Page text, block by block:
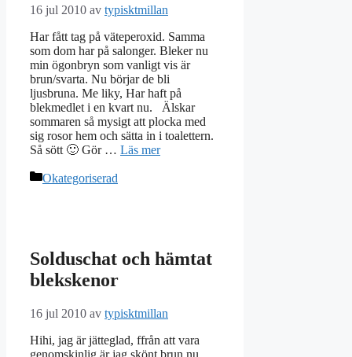
16 jul 2010 av typisktmillan
Har fått tag på väteperoxid. Samma
som dom har på salonger. Bleker nu
min ögonbryn som vanligt vis är
brun/svarta. Nu börjar de bli
ljusbruna. Me liky, Har haft på
blekmedlet i en kvart nu. Älskar
sommaren så mysigt att plocka med
sig rosor hem och sätta in i toalettern.
Så sött 🙂 Gör … Läs mer
Kategorier
Okategoriserad
Solduschat och hämtat
blekskenor
16 jul 2010 av typisktmillan
Hihi, jag är jätteglad, ffrån att vara
genomskinlig är jag skönt brun nu.